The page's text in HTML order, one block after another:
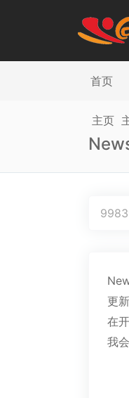
首页
主页
更
在
我